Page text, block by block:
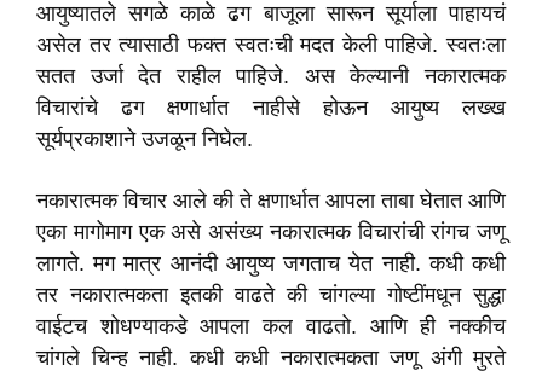
आयुष्यातले सगळे काळे ढग बाजूला सारून सूर्याला पाहायचं
असेल तर त्यासाठी फक्त स्वतःची मदत केली पाहिजे. स्वतःला
सतत उर्जा देत राहील पाहिजे. अस केल्यानी नकारात्मक
विचारांचे ढग क्षणार्धात नाहीसे होऊन आयुष्य लख्ख
सूर्यप्रकाशाने उजळून निघेल.
नकारात्मक विचार आले की ते क्षणार्धात आपला ताबा घेतात आणि
एका मागोमाग एक असे असंख्य नकारात्मक विचारांची रांगच जणू
लागते. मग मात्र आनंदी आयुष्य जगताच येत नाही. कधी कधी
तर नकारात्मकता इतकी वाढते की चांगल्या गोष्टींमधून सुद्धा
वाईटच शोधण्याकडे आपला कल वाढतो. आणि ही नक्कीच
चांगले चिन्ह नाही. कधी कधी नकारात्मकता जणू अंगी मुरते